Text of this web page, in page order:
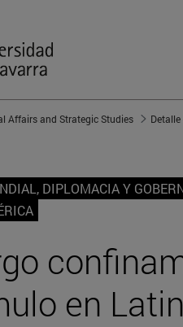
Affairs and Strategic Studies
DIPLOMACIA Y
en